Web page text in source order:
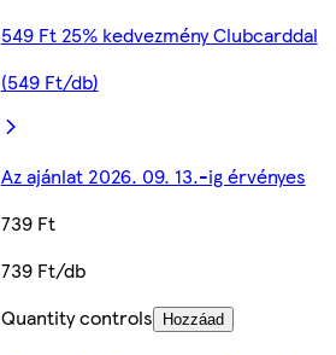
549 Ft 25% kedvezmény Clubcarddal
(549 Ft/db)
Az ajánlat 2026. 09. 13.-ig érvényes
739 Ft
739 Ft/db
Quantity controls
Hozzáad